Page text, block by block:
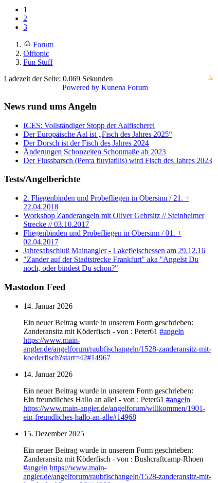
1
2
3
Forum
Offtopic
Fun Stuff
Ladezeit der Seite: 0.069 Sekunden
Powered by Kunena Forum
News rund ums Angeln
ICES: Vollständiger Stopp der Aalfischerei
Der Europäische Aal ist „Fisch des Jahres 2025“
Der Dorsch ist der Fisch des Jahres 2024
Änderungen Schonzeiten Schonmaße ab 2023
Der Flussbarsch (Perca fluviatilis) wird Fisch des Jahres 2023
Tests/Angelberichte
2. Fliegenbinden und Probefliegen in Obersinn / 21. +
22.04.2018
Workshop Zanderangeln mit Oliver Gehrsitz // Steinheimer
Strecke // 03.10.2017
Fliegenbinden und Probefliegen in Obersinn / 01. +
02.04.2017
Jahresabschluß Mainangler - Lakefleischessen am 29.12.16
"Zander auf der Stadtstrecke Frankfurt" aka "Angelst Du
noch, oder bindest Du schon?"
Mastodon Feed
14. Januar 2026
Ein neuer Beitrag wurde in unserem Form geschrieben:
Zanderansitz mit Köderfisch - von : Peter61 #angeln
https://www.main-
angler.de/angelforum/raubfischangeln/1528-zanderansitz-mit-
koederfisch?start=42#14967
14. Januar 2026
Ein neuer Beitrag wurde in unserem Form geschrieben:
Ein freundliches Hallo an alle! - von : Peter61 #angeln
https://www.main-angler.de/angelforum/willkommen/1901-
ein-freundliches-hallo-an-alle#14968
15. Dezember 2025
Ein neuer Beitrag wurde in unserem Form geschrieben:
Zanderansitz mit Köderfisch - von : Bushcraftcamp-Rhoen
#angeln https://www.main-
angler.de/angelforum/raubfischangeln/1528-zanderansitz-mit-